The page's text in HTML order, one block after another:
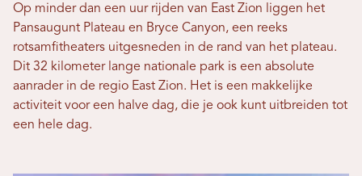
Op minder dan een uur rijden van East Zion liggen het
Pansaugunt Plateau en Bryce Canyon, een reeks
rotsamfitheaters uitgesneden in de rand van het plateau.
Dit 32 kilometer lange nationale park is een absolute
aanrader in de regio East Zion. Het is een makkelijke
activiteit voor een halve dag, die je ook kunt uitbreiden tot
een hele dag.